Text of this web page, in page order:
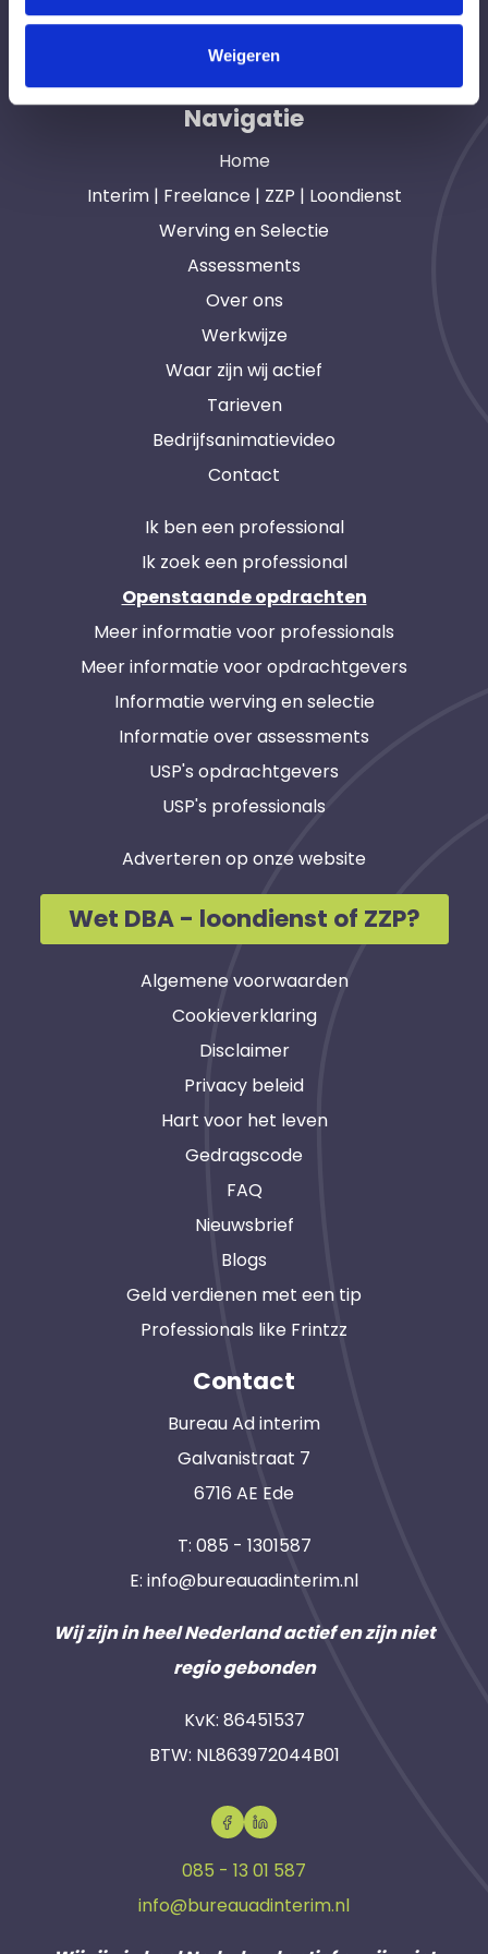
Weigeren
opdrachtgevers en interim, freelance en ZZP
professionals in heel Nederland. Ook loondienst.
Navigatie
Home
Interim | Freelance | ZZP | Loondienst
Werving en Selectie
Assessments
Over ons
Werkwijze
Waar zijn wij actief
Tarieven
Bedrijfsanimatievideo
Contact
Ik ben een professional
Ik zoek een professional
Openstaande opdrachten
Meer informatie voor professionals
Meer informatie voor opdrachtgevers
Informatie werving en selectie
Informatie over assessments
USP's opdrachtgevers
USP's professionals
Adverteren op onze website
Wet DBA - loondienst of ZZP?
Algemene voorwaarden
Cookieverklaring
Disclaimer
Privacy beleid
Hart voor het leven
Gedragscode
FAQ
Nieuwsbrief
Blogs
Geld verdienen met een tip
Professionals like Frintzz
Contact
Bureau Ad interim
Galvanistraat 7
6716 AE Ede
T: 085 - 1301587
E: info@bureauadinterim.nl
Wij zijn in heel Nederland actief en zijn niet
regio gebonden
KvK: 86451537
BTW: NL863972044B01
085 - 13 01 587
info@bureauadinterim.nl